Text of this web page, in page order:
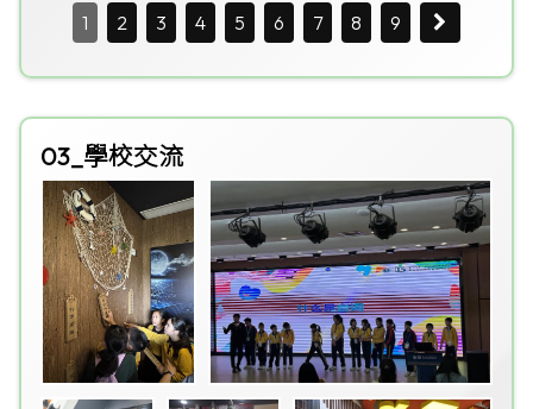
1 2 3 4 5 6 7 8 9
03_學校交流